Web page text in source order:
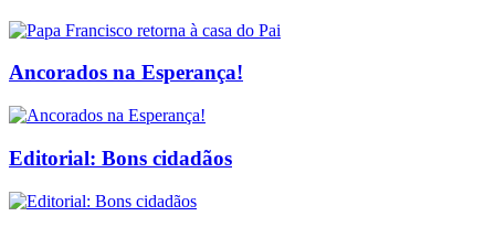
Ancorados na Esperança!
Editorial: Bons cidadãos